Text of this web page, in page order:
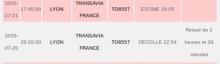
2026-
07-21
17:40:00 LYON
TRANSAVIA
FRANCE
TO8557 ESTIME 18:05
2026-
07-20
20:20:00 LYON
TRANSAVIA
FRANCE
TO8557 DECOLLE 22:54
Retard de 2
heures et 34
minutes